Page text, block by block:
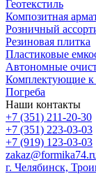
Геотекстиль
Композитная
Розничный
Резиновая плитка
Пластиковые
Автономные
Комплектующие к
Погреба
Наши контакты
+7 (351) 211-20-30
+7 (351) 223-03-03
+7 (919) 123-03-03
г. Челябинск,